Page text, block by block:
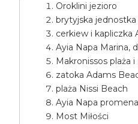
Oroklini jezioro
brytyjska
cerkiew i kapliczka
Ayia Napa Marina,
Makronissos plaża
zatoka Adams
plaża Nissi Beach
Ayia Napa
Most Miłości